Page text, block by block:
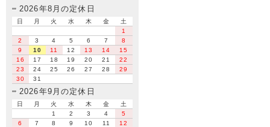
2026年8月の定休日
日 月 火 水 木 金
土
1
2
3 4 5 6 7
8
9
10 11 12 13 14
15
16
17 18 19 20 21
22
23
24 25 26 27 28
29
30
31
2026年9月の定休日
日 月 火 水 木 金
土
1
2 3 4
5
6
7 8 9 10 11
12